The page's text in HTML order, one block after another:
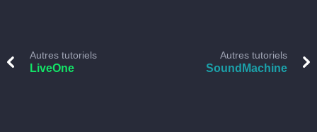
Autres tutoriels
LiveOne
Autres tutoriels
SoundMachine